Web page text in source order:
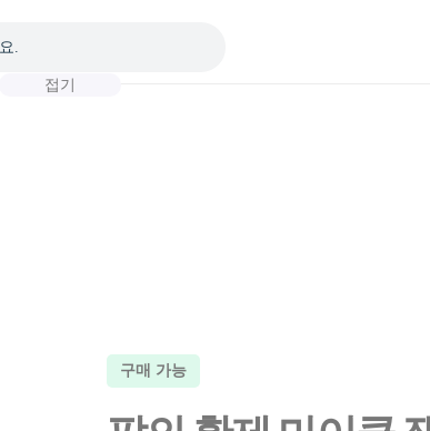
접기
구매 가능